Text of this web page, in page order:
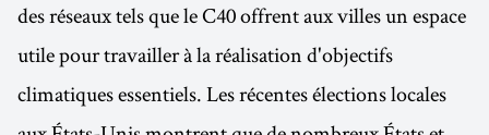
des réseaux tels que le C40 offrent aux villes un espace
utile pour travailler à la réalisation d'objectifs
climatiques essentiels. Les récentes élections locales